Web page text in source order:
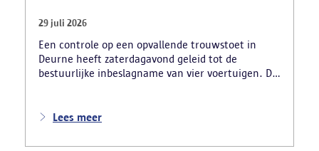
29 juli 2026
Een controle op een opvallende trouwstoet in
Deurne heeft zaterdagavond geleid tot de
bestuurlijke inbeslagname van vier voertuigen. De
nadat meerdere weggebruikers melding hadden
ernstige verkeershinder die dat als gevolg had.
Lees meer